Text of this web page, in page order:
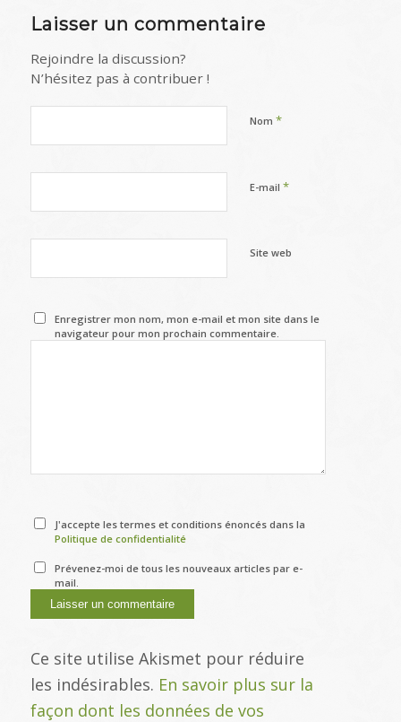
Laisser un commentaire
Rejoindre la discussion?
N’hésitez pas à contribuer !
Nom *
E-mail *
Site web
Enregistrer mon nom, mon e-mail et mon site dans le
navigateur pour mon prochain commentaire.
J'accepte les termes et conditions énoncés dans la
Politique de confidentialité
Prévenez-moi de tous les nouveaux articles par e-
mail.
Ce site utilise Akismet pour réduire
les indésirables. En savoir plus sur la
façon dont les données de vos